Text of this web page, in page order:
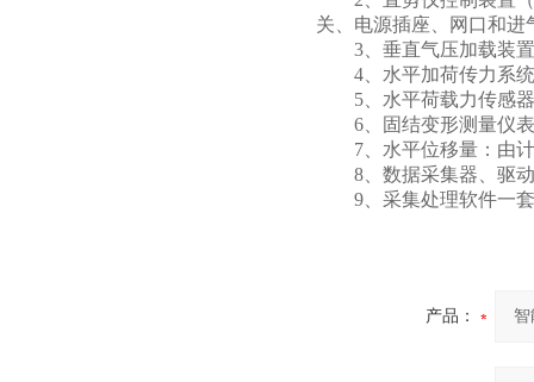
关、电源插座、网口和进
3、垂直气压加载装置
4、水平加荷传力系统
5、水平荷载力传感器
6、固结变形测量仪表
7、水平位移量：由计
8、数据采集器、驱动
9、采集处理软件一
产品：